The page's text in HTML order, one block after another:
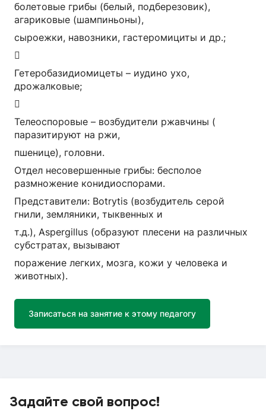
болетовые грибы (белый, подберезовик),
агариковые (шампиньоны),
сыроежки, навозники, гастеромициты и др.;

Гетеробазидиомицеты – иудино ухо,
дрожалковые;

Телеоспоровые – возбудители ржавчины (
паразитируют на ржи,
пшенице), головни.
Отдел несовершенные грибы: бесполое
размножение конидиоспорами.
Представители: Botrytis (возбудитель серой
гнили, земляники, тыквенных и
т.д.), Aspergillus (образуют плесени на различных
субстратах, вызывают
поражение легких, мозга, кожи у человека и
животных).
Записаться на занятие к этому педагогу
Задайте свой вопрос!